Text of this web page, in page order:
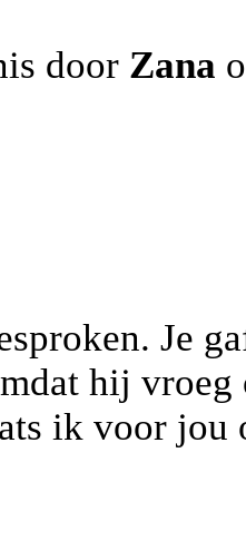
door Zana
Je
hij
ik voor jou